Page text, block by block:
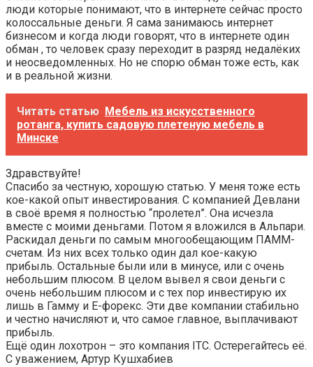
люди которые понимают, что в интернете сейчас просто
колоссальные деньги. Я сама занимаюсь интернет
бизнесом и когда люди говорят, что в интернете один
обман , то человек сразу переходит в разряд недалёких
и неосведомленных. Но не спорю обман тоже есть, как
и в реальной жизни.
Читать статью Мебель из искусственного
ротанга, купить садовую плетеную мебель в
Минске
Здравствуйте!
Спасибо за честную, хорошую статью. У меня тоже есть
кое-какой опыт инвестирования. С компанией Девлани
в своё время я полностью “пролетел”. Она исчезла
вместе с моими деньгами. Потом я вложился в Альпари.
Раскидал деньги по самым многообещающим ПАММ-
счетам. Из них всех только один дал кое-какую
прибыль. Остальные были или в минусе, или с очень
небольшим плюсом. В целом вывел я свои деньги с
очень небольшим плюсом и с тех пор инвестирую их
лишь в Гамму и Е-форекс. Эти две компании стабильно
и честно начисляют и, что самое главное, выплачивают
прибыль.
Ещё один лохотрон – это компания ITC. Остерегайтесь её.
С уважением, Артур Кушхабиев